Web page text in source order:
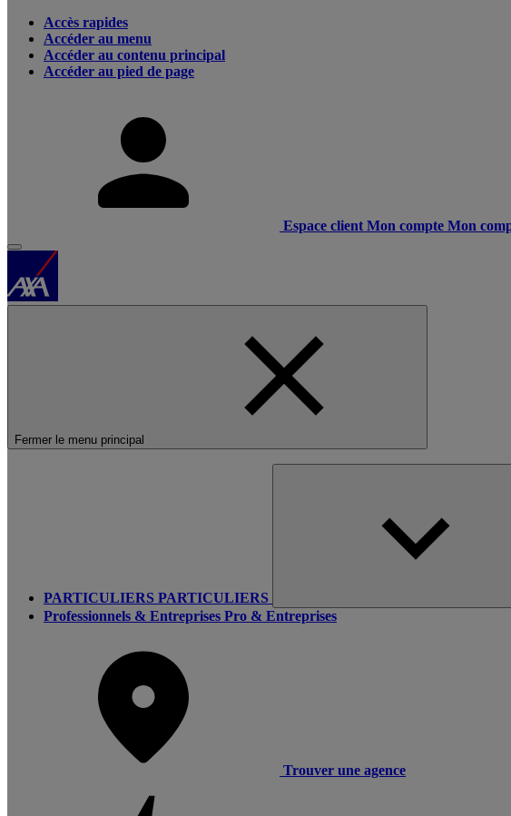
Accès rapides
Accéder au menu
Accéder au contenu principal
Accéder au pied de page
Espace client Mon compte Mon
Fermer le menu principal
PARTICULIERS PARTICULIERS
Professionnels & Entreprises Pro & Entreprises
Trouver une agence